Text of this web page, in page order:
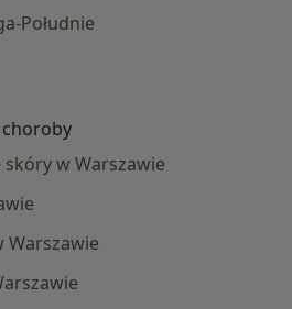
Południe
choroby
w Warszawie
Warszawie